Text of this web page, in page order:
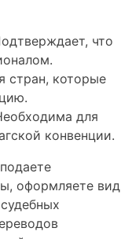
что
стран, которые
для
конвенции.
оформляете вид